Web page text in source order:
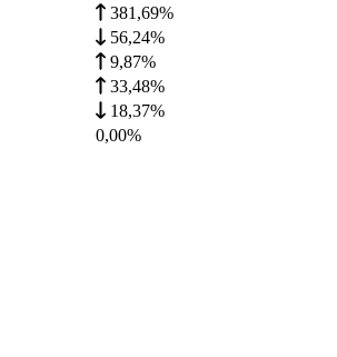
381,69%
56,24%
9,87%
33,48%
18,37%
0,00%